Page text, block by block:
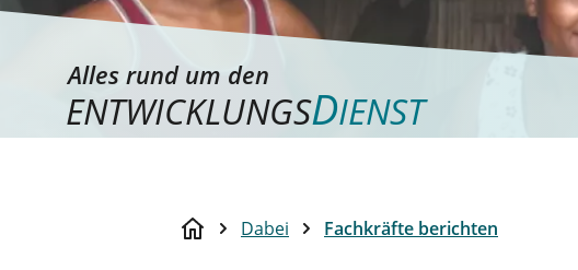
Alles rund um den
ENTWICKLUNGSDIENST
Dabei Fachkräfte berichten